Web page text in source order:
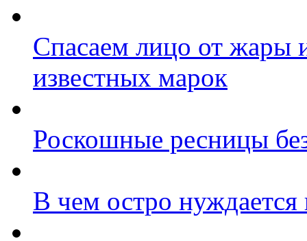
Спасаем лицо от жары
известных марок
Роскошные ресницы
В чем остро